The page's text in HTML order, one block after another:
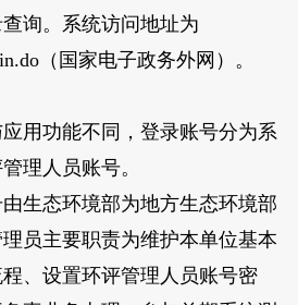
询。系统访问地址为
（国家电子政务外网）。
功能不同，登录账号分为系
理人员账号。
态环境部为地方生态环境部
员主要职责为维护本单位基本
、设置环评管理人员账号密